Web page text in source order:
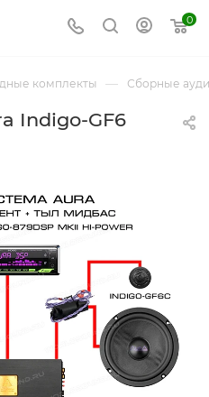
0
комплекты — Сборные
Indigo-GF6